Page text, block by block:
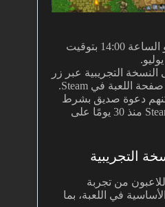
يبدأ الاختبار في 25 يوليو الساعة 14:00 بتوقيت
التجريبية عبر زر
دعوة صديق بشرط
أن يكونا أصدقاء على Steam منذ 30 يومًا على
التجريبية
من تجربة
في اللعبة، بما